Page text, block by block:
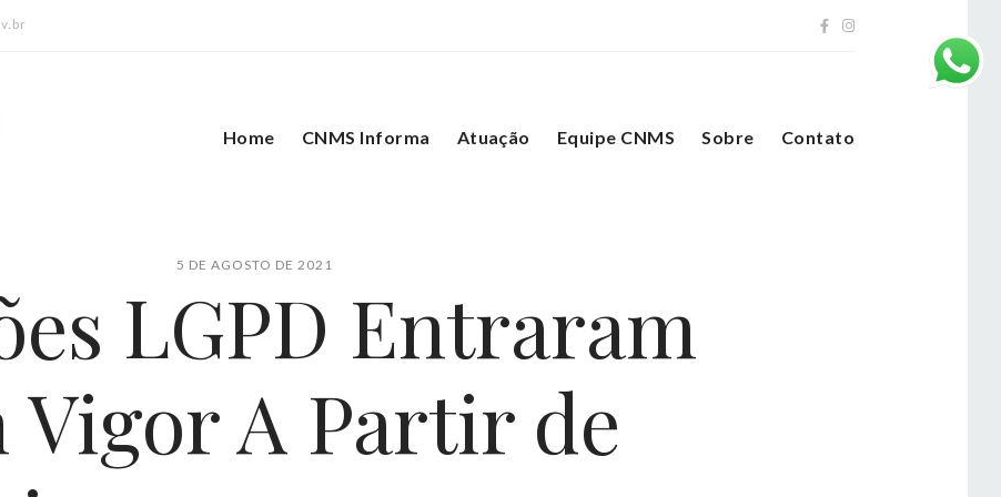
Home CNMS Informa Atuação Equipe CNMS Sobre Contato
5 DE AGOSTO DE 2021
LGPD Entraram
Vigor A Partir de